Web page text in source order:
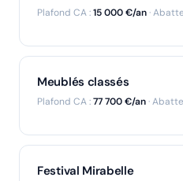
Plafond CA :15 000 €/an·
Meublés classés
Plafond CA :77 700 €/an·
Festival Mirabelle